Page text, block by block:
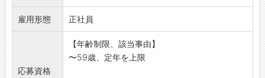
雇用形態 正社員
応募資格
【年齢制限、該当事由】
〜59歳、定年を上限